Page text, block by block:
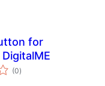
for
(0total
ratings
)